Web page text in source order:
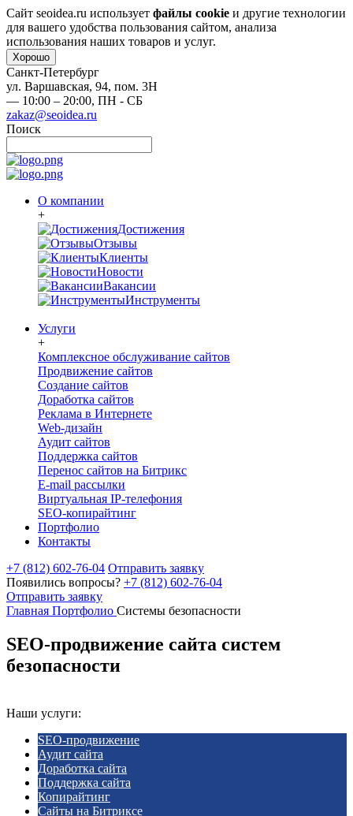
Сайт seoidea.ru использует файлы cookie и другие технологии
для вашего удобства пользования сайтом, анализа
использования наших товаров и услуг.
Хорошо
Санкт-Петербург
ул. Варшавская, 94, пом. 3Н
— 10:00 – 20:00, ПН - СБ
zakaz@seoidea.ru
Поиск
О компании
+
Достижения
Отзывы
Клиенты
Новости
Вакансии
Инструменты
Услуги
+
Комплексное обслуживание сайтов
Продвижение сайтов
Создание сайтов
Доработка сайтов
Реклама в Интернете
Web-дизайн
Аудит сайтов
Поддержка сайтов
Перенос сайтов на Битрикс
E-mail рассылки
Виртуальная IP-телефония
SEO-копирайтинг
Портфолио
Контакты
+7 (812) 602-76-04 Отправить заявку
Появились вопросы? +7 (812) 602-76-04
Отправить заявку
Главная Портфолио Системы безопасности
SEO-продвижение сайта систем
безопасности
Наши услуги:
SEO-продвижение
Аудит сайта
Доработка сайта
Поддержка сайта
Копирайтинг
Сайты на Битриксе